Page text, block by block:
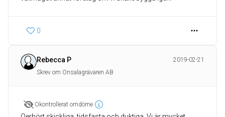
0
Rebecca P
2019-02-21
Skrev om Onsalagrävaren AB
Okontrollerat omdöme